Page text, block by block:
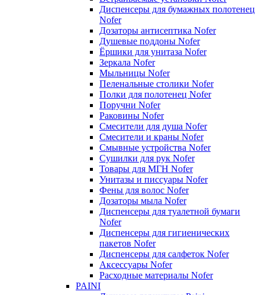
Диспенсеры для бумажных полотенец
Nofer
Дозаторы антисептика Nofer
Душевые поддоны Nofer
Ёршики для унитаза Nofer
Зеркала Nofer
Мыльницы Nofer
Пеленальные столики Nofer
Полки для полотенец Nofer
Поручни Nofer
Раковины Nofer
Смесители для душа Nofer
Смесители и краны Nofer
Смывные устройства Nofer
Сушилки для рук Nofer
Товары для МГН Nofer
Унитазы и писсуары Nofer
Фены для волос Nofer
Дозаторы мыла Nofer
Диспенсеры для туалетной бумаги
Nofer
Диспенсеры для гигиенических
пакетов Nofer
Диспенсеры для салфеток Nofer
Аксессуары Nofer
Расходные материалы Nofer
PAINI